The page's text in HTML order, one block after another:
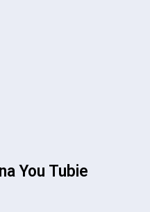
You Tubie